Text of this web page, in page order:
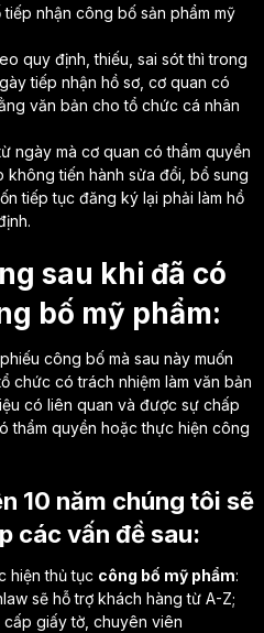
nhận công bố sản phẩm mỹ
quy định, thiếu, sai sót thì trong
tiếp nhận hồ sơ, cơ quan có
văn bản cho tổ chức cá nhân
ngày mà cơ quan có thẩm quyền
tiến hành sửa đổi, bổ sung
tiếp tục đăng ký lại phải làm hồ
sau khi đã có
bố mỹ phẩm:
công bố mà sau này muốn
chức có trách nhiệm làm văn bản
có liên quan và được sự chấp
thẩm quyền hoặc thực hiện công
10 năm chúng tôi sẽ
các vấn đề sau:
hiện thủ tục công bố mỹ phẩm:
sẽ hỗ trợ khách hàng từ A-Z;
giấy tờ, chuyên viên